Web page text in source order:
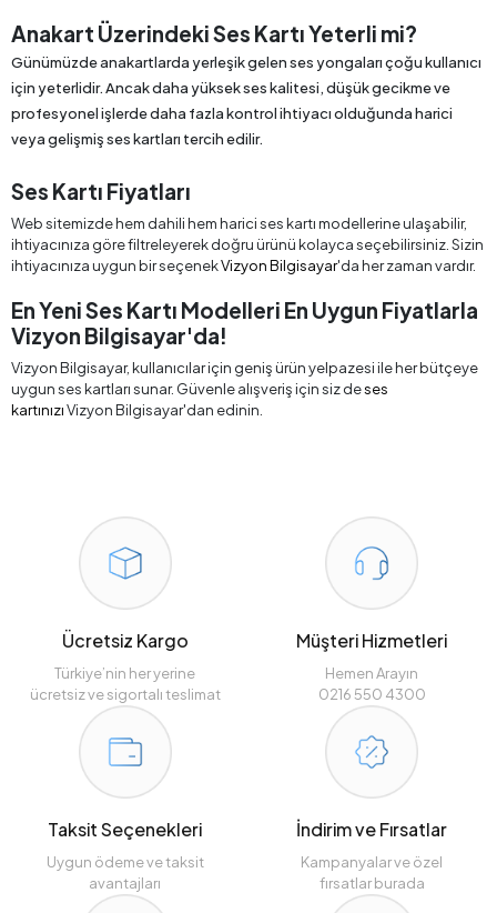
Anakart Üzerindeki Ses Kartı Yeterli mi?
Günümüzde anakartlarda yerleşik gelen ses yongaları çoğu kullanıcı
için yeterlidir. Ancak daha yüksek ses kalitesi, düşük gecikme ve
profesyonel işlerde daha fazla kontrol ihtiyacı olduğunda harici
veya gelişmiş ses kartları tercih edilir.
Ses Kartı Fiyatları
Web sitemizde hem dahili hem harici ses kartı modellerine ulaşabilir,
ihtiyacınıza göre filtreleyerek doğru ürünü kolayca seçebilirsiniz. Sizin
ihtiyacınıza uygun bir seçenekVizyon Bilgisayar'da her zaman vardır.
En Yeni Ses Kartı Modelleri En Uygun Fiyatlarla
Vizyon Bilgisayar'da!
Vizyon Bilgisayar, kullanıcılar için geniş ürün yelpazesi ile her bütçeye
uygun ses kartları sunar. Güvenle alışveriş için siz deses
kartınızıVizyon Bilgisayar'dan edinin.
Ücretsiz Kargo
Türkiye’nin her yerine
ücretsiz ve sigortalı teslimat
Müşteri Hizmetleri
Hemen Arayın
0216 550 4300
Taksit Seçenekleri
Uygun ödeme ve taksit
avantajları
İndirim ve Fırsatlar
Kampanyalar ve özel
fırsatlar burada